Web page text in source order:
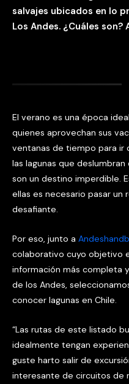
salvajes ubicados en lo
Los Andes. ¿Cuáles
El verano es una época
quienes aprovechan sus
ventanas de tiempo para ir
las lagunas que
son un destino imperdible.
ellas es necesario pasar un
desafiante.
Por eso, junto a
colaborativo cuyo objetivo
información más completa
de los Andes,
conocer lagunas en Chile.
“Las rutas de este listado
idealmente tengan
guste harto salir de
interesante de circuitos de